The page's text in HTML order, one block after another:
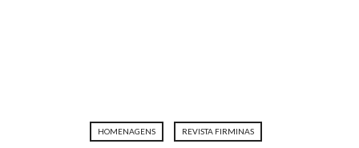
HOMENAGENS REVISTA FIRMINAS